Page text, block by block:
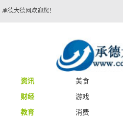
承德大德网欢迎您！
资讯 美食
财经
游戏
教育
消费